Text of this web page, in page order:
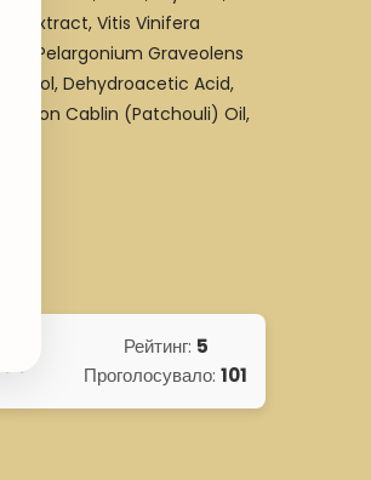
Extract, Vitis Vinifera
Pelargonium Graveolens
Dehydroacetic Acid,
Cablin (Patchouli) Oil,
Рейтинг: 5
Проголосувало: 101